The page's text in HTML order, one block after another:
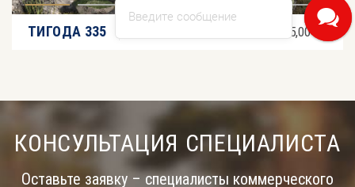
ТИГОДА 335 335,00 м 2
КОНСУЛЬТАЦИЯ СПЕЦИАЛИСТА
Оставьте заявку – специалисты коммерческого
Введите сообщение